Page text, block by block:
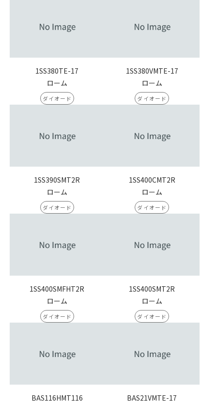
1SS380TE-17
ローム
ダイオード
1SS380VMTE-17
ローム
ダイオード
1SS390SMT2R
ローム
ダイオード
1SS400CMT2R
ローム
ダイオード
1SS400SMFHT2R
ローム
ダイオード
1SS400SMT2R
ローム
ダイオード
BAS116HMT116
BAS21VMTE-17